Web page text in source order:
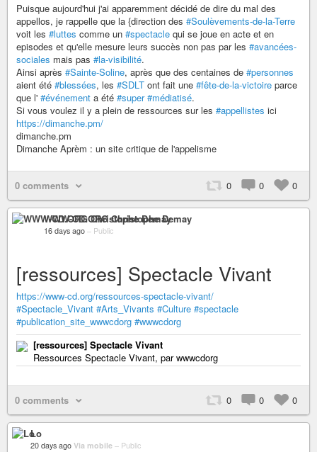
Puisque aujourd'hui j'ai apparemment décidé de dire du mal des
appellos, je rappelle que la {direction des #Soulèvements-de-la-Terre
voit les #luttes comme un #spectacle qui se joue en acte et en
episodes et qu'elle mesure leurs succès non pas par les #avancées-
sociales mais pas #la-visibilité.
Ainsi après #Sainte-Soline, après que des centaines de #personnes
aient été #blessées, les #SDLT ont fait une #fête-de-la-victoire parce
que l' #événement a été #super #médiatisé.
Si vous voulez il y a plein de ressources sur les #appellistes ici
https://dimanche.pm/
dimanche.pm
Dimanche Aprèm : un site critique de l'appelisme
0 comments 0 0 0
WWW-CD.ORG Christophe Demay
16 days ago – Public
[ressources] Spectacle Vivant
https://www-cd.org/ressources-spectacle-vivant/
#Spectacle_Vivant #Arts_Vivants #Culture #spectacle
#publication_site_wwwcdorg #wwwcdorg
[ressources] Spectacle Vivant
Ressources Spectacle Vivant, par wwwcdorg
0 comments 0 0 0
Lo
20 days ago Via mobile – Public